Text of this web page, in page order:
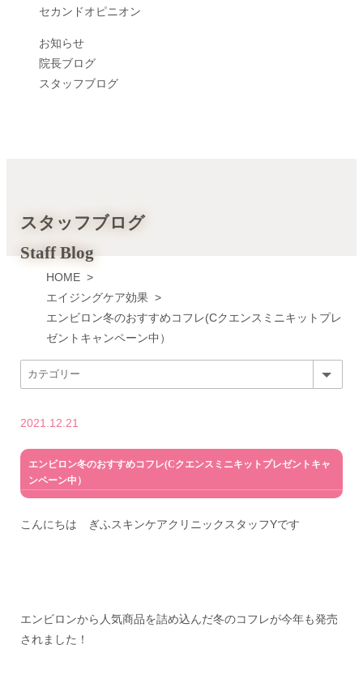
セカンドオピニオン
お知らせ
院長ブログ
スタッフブログ
スタッフブログ
Staff Blog
HOME>
エイジングケア効果 >
エンビロン冬のおすすめコフレ(Cクエンスミニキットプレ
ゼントキャンペーン中）
2021.12.21
エンビロン冬のおすすめコフレ(Cクエンスミニキットプレゼントキャ
ンペーン中）
こんにちは ぎふスキンケアクリニックスタッフYです
エンビロンから人気商品を詰め込んだ冬のコフレが今年も発売
されました！